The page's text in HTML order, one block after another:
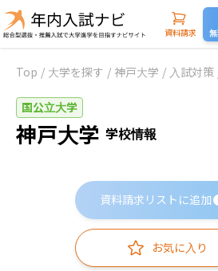
資料請求
Top / 大学を探す / 神戸大学 / 入試対策
国公立大学
神戸大学 学校情報
資料請求リストに追加
お気に入り